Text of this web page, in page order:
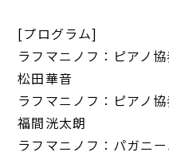
[プログラム]
ラフマニノフ：ピアノ
松田華音
ラフマニノフ：ピアノ
福間洸太朗
ラフマニノフ：パガニ